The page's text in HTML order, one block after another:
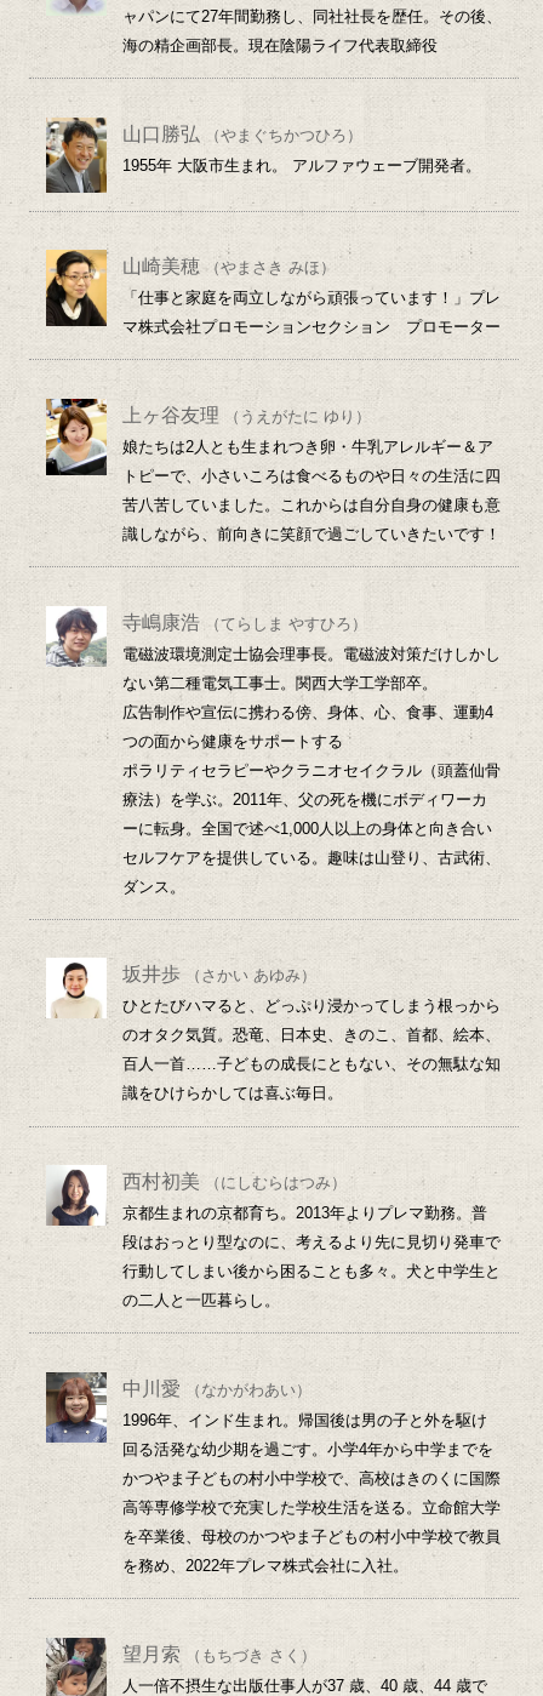
ャパンにて27年間勤務し、同社社長を歴任。その後、
海の精企画部長。現在陰陽ライフ代表取締役
山口勝弘
（やまぐちかつひろ）
1955年 大阪市生まれ。 アルファウェーブ開発者。
山崎美穂（やまさき みほ）
「仕事と家庭を両立しながら頑張っています！」プレ
マ株式会社プロモーションセクション プロモーター
上ヶ谷友理
（うえがたに ゆり）
娘たちは2人とも生まれつき卵・牛乳アレルギー＆ア
トピーで、小さいころは食べるものや日々の生活に四
苦八苦していました。これからは自分自身の健康も意
識しながら、前向きに笑顔で過ごしていきたいです！
寺嶋康浩
（てらしま やすひろ）
電磁波環境測定士協会理事長。電磁波対策だけしかし
ない第二種電気工事士。関西大学工学部卒。
広告制作や宣伝に携わる傍、身体、心、食事、運動4
つの面から健康をサポートする
ポラリティセラピーやクラニオセイクラル（頭蓋仙骨
療法）を学ぶ。2011年、父の死を機にボディワーカ
ーに転身。全国で述べ1,000人以上の身体と向き合い
セルフケアを提供している。趣味は山登り、古武術、
ダンス。
坂井歩
（さかい あゆみ）
ひとたびハマると、どっぷり浸かってしまう根っから
のオタク気質。恐竜、日本史、きのこ、首都、絵本、
百人一首……子どもの成長にともない、その無駄な知
識をひけらかしては喜ぶ毎日。
西村初美
（にしむらはつみ）
京都生まれの京都育ち。2013年よりプレマ勤務。普
段はおっとり型なのに、考えるより先に見切り発車で
行動してしまい後から困ることも多々。犬と中学生と
の二人と一匹暮らし。
中川愛 （なかがわあい）
1996年、インド生まれ。帰国後は男の子と外を駆け
回る活発な幼少期を過ごす。小学4年から中学までを
かつやま子どもの村小中学校で、高校はきのくに国際
高等専修学校で充実した学校生活を送る。立命館大学
を卒業後、母校のかつやま子どもの村小中学校で教員
を務め、2022年プレマ株式会社に入社。
望月索
（もちづき さく）
人一倍不摂生な出版仕事人が37 歳、40 歳、44 歳で